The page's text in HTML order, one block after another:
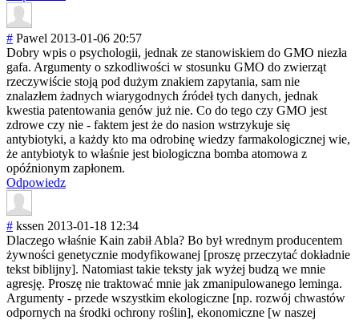
# Pawel 2013-01-06 20:57
Dobry wpis o psychologii, jednak ze stanowiskiem do GMO niezła
gafa. Argumenty o szkodliwości w stosunku GMO do zwierząt
rzeczywiście stoją pod dużym znakiem zapytania, sam nie
znalazłem żadnych wiarygodnych źródeł tych danych, jednak
kwestia patentowania genów już nie. Co do tego czy GMO jest
zdrowe czy nie - faktem jest że do nasion wstrzykuje się
antybiotyki, a każdy kto ma odrobinę wiedzy farmakologicznej wie,
że antybiotyk to właśnie jest biologiczna bomba atomowa z
opóźnionym zapłonem.
Odpowiedz
# kssen 2013-01-18 12:34
Dlaczego właśnie Kain zabił Abla? Bo był wrednym producentem
żywności genetycznie modyfikowanej [proszę przeczytać dokładnie
tekst biblijny]. Natomiast takie teksty jak wyżej budzą we mnie
agresję. Proszę nie traktować mnie jak zmanipulowanego leminga.
Argumenty - przede wszystkim ekologiczne [np. rozwój chwastów
odpornych na środki ochrony roślin], ekonomiczne [w naszej